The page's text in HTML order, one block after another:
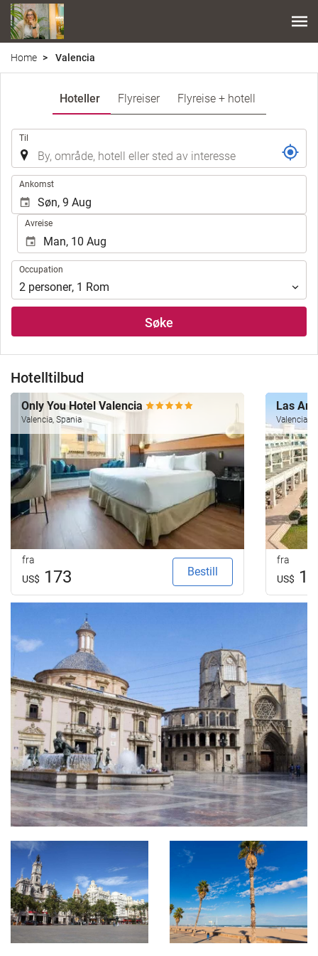
Home Valencia
Hoteller Flyreiser Flyreise + hotell
Til
Ankomst
Avreise
Occupation
Occupation
2 personer, 1 Rom
Søke
Hotelltilbud
Only You Hotel Valencia
Valencia, Spania
fra
US$ 173 Bestill
Las
Valencia,
fra
US$